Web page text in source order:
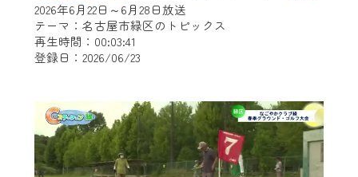
2026年6月22日～6月28日放送
テーマ：名古屋市緑区のトピックス
再生時間：00:03:41
登録日：2026/06/23